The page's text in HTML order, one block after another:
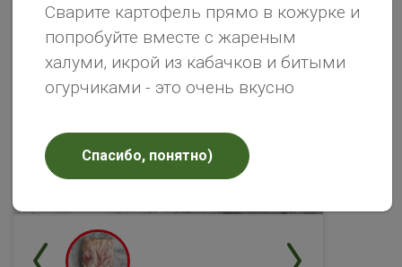
Сварите картофель прямо в кожурке и
попробуйте вместе с жареным
халуми, икрой из кабачков и битыми
огурчиками - это очень вкусно
Спасибо, понятно)